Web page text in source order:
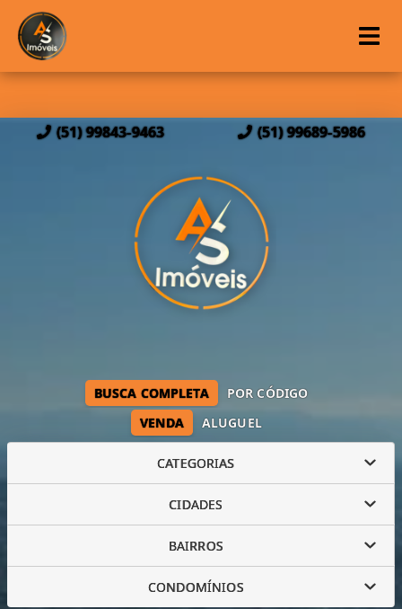
(51) 99843-9463 (51) 99689-5986
VENDA ALUGUEL
BUSCA COMPLETA POR CÓDIGO
CATEGORIAS
CIDADES
BAIRROS
CONDOMÍNIOS